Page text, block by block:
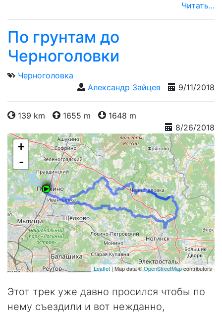
Читать...
По грунтам до
Черноголовки
Черноголовка
Александр Зайцев
9/11/2018
139 km 1655 m
1648 m
8/26/2018
+
-
Leaflet | Map data ©OpenStreetMapcontributors
Этот трек уже давно просился чтобы по
нему съездили и вот нежданно,